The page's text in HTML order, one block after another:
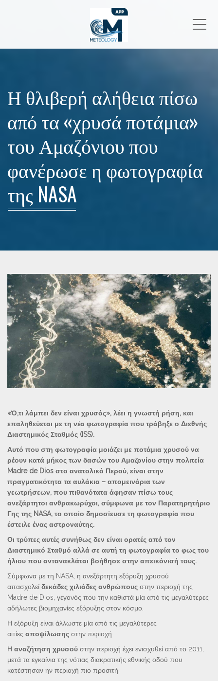
Η θλιβερή αλήθεια πίσω
από τα «χρυσά ποτάμια»
του Αμαζόνιου που
φανέρωσε η φωτογραφία
της NASA
«Ό,τι λάμπει δεν είναι χρυσός», λέει η γνωστή ρήση, και
επαληθεύεται με τη νέα φωτογραφία που τράβηξε ο Διεθνής
Διαστημικός Σταθμός (ISS).
Αυτό που στη φωτογραφία μοιάζει με ποτάμια χρυσού να
ρέουν κατά μήκος των δασών του Αμαζονίου στην πολιτεία
Madre de Dios στο ανατολικό Περού, είναι στην
πραγματικότητα τα αυλάκια – απομεινάρια των
γεωτρήσεων, που πιθανότατα άφησαν πίσω τους
ανεξάρτητοι ανθρακωρύχοι, σύμφωνα με τον Παρατηρητήριο
Γης της NASA, το οποίο δημοσίευσε τη φωτογραφία που
έστειλε ένας αστροναύτης.
Οι τρύπες αυτές συνήθως δεν είναι ορατές από τον
Διαστημικό Σταθμό αλλά σε αυτή τη φωτογραφία το φως του
ήλιου που αντανακλάται βοήθησε στην απεικόνισή τους.
Σύμφωνα με τη NASA, η ανεξάρτητη εξόρυξη χρυσού
απασχολεί δεκάδες χιλιάδες ανθρώπους στην περιοχή της
Madre de Dios, γεγονός που την καθιστά μία από τις μεγαλύτερες
αδήλωτες βιομηχανίες εξόρυξης στον κόσμο.
Η εξόρυξη είναι άλλωστε μία από τις μεγαλύτερες
αιτίες αποψίλωσης στην περιοχή.
Η αναζήτηση χρυσού στην περιοχή έχει ενισχυθεί από το 2011,
μετά τα εγκαίνια της νότιας διακρατικής εθνικής οδού που
κατέστησαν ην περιοχή πιο προσιτή.